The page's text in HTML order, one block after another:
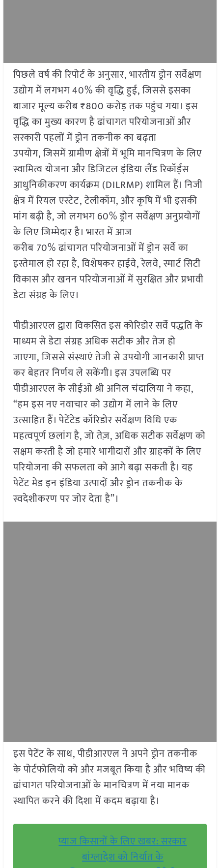
पिछले वर्ष की रिपोर्ट के अनुसार, भारतीय ड्रोन सर्वेक्षण
उद्योग में लगभग 40% की वृद्धि हुई, जिससे इसका
बाजार मूल्य करीब ₹800 करोड़ तक पहुंच गया। इस
वृद्धि का मुख्य कारण है ढांचागत परियोजनाओं और
सरकारी पहलों में ड्रोन तकनीक का बढ़ता
उपयोग, जिसमें ग्रामीण क्षेत्रों में भूमि मानचित्रण के लिए
स्वामित्व योजना और डिजिटल इंडिया लैंड रिकॉर्ड्स
आधुनिकीकरण कार्यक्रम (DILRMP) शामिल हैं। निजी
क्षेत्र में रियल एस्टेट, टेलीकॉम, और कृषि में भी इसकी
मांग बढ़ी है, जो लगभग 60% ड्रोन सर्वेक्षण अनुप्रयोगों
के लिए जिम्मेदार है। भारत में आज
करीब 70% ढांचागत परियोजनाओं में ड्रोन सर्वे का
इस्तेमाल हो रहा है, विशेषकर हाईवे, रेलवे, स्मार्ट सिटी
विकास और खनन परियोजनाओं में सुरक्षित और प्रभावी
डेटा संग्रह के लिए।
पीडीआरएल द्वारा विकसित इस कोरिडोर सर्वे पद्धति के
माध्यम से डेटा संग्रह अधिक सटीक और तेज हो
जाएगा, जिससे संस्थाएं तेजी से उपयोगी जानकारी प्राप्त
कर बेहतर निर्णय ले सकेंगी। इस उपलब्धि पर
पीडीआरएल के सीईओ श्री अनिल चंदालिया ने कहा,
“हम इस नए नवाचार को उद्योग में लाने के लिए
उत्साहित हैं। पेटेंटेड कॉरिडोर सर्वेक्षण विधि एक
महत्वपूर्ण छलांग है, जो तेज़, अधिक सटीक सर्वेक्षण को
सक्षम करती है जो हमारे भागीदारों और ग्राहकों के लिए
परियोजना की सफलता को आगे बढ़ा सकती है। यह
पेटेंट मेड इन इंडिया उत्पादों और ड्रोन तकनीक के
स्वदेशीकरण पर जोर देता है”।
इस पेटेंट के साथ, पीडीआरएल ने अपने ड्रोन तकनीक
के पोर्टफोलियो को और मजबूत किया है और भविष्य की
ढांचागत परियोजनाओं के मानचित्रण में नया मानक
स्थापित करने की दिशा में कदम बढ़ाया है।
प्याज किसानों के लिए खबर: सरकार
बांग्लादेश को निर्यात के